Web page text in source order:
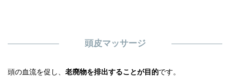
頭皮マッサージ
頭の血流を促し、 老廃物を排出することが目的です。